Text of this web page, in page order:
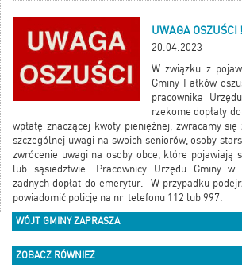
UWAGA OSZUŚCI
20.04.2023
W związku z
Gminy Fałków
pracownika
rzekome dopłaty
wpłatę znaczącej kwoty pieniężnej, zwracamy
szczególnej uwagi na swoich seniorów, osoby
zwrócenie uwagi na osoby obce, które pojawiają
lub sąsiedztwie. Pracownicy Urzędu Gminy w
żadnych dopłat do emerytur. W przypadku
powiadomić policję na nr telefonu 112 lub 997.
WÓJT GMINY ZAPRASZA
ZOBACZ RÓWNIEŻ